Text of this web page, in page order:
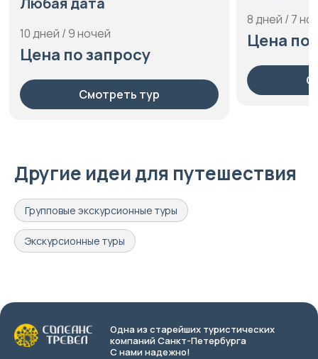
10 дней / 9 ночей
Цена по запросу
Смотреть тур
8 дней / 7
Цена по
Другие идеи для путешествия
Групповые экскурсионные туры
Экскурсионные туры
Одна из старейших туристических
компаний Санкт-Петербурга
С нами надежно!